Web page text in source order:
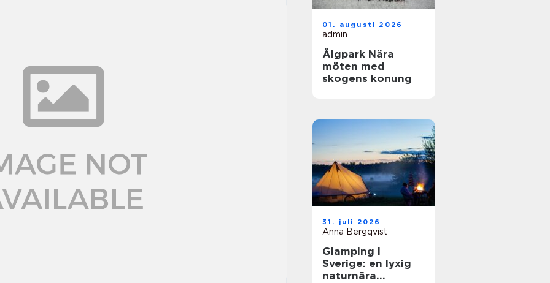
01. augusti 2026
admin
Älgpark Nära
möten med
skogens konung
31. juli 2026
Anna Bergqvist
Glamping i
Sverige: en lyxig
naturnära